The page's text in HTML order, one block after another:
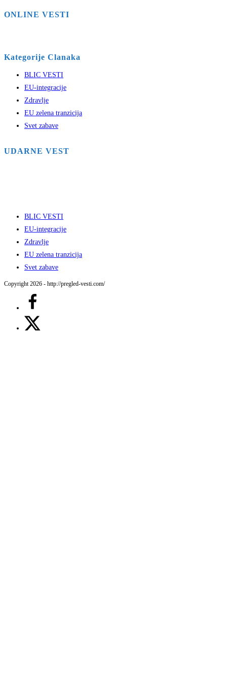
ONLINE VESTI
Kategorije Clanaka
BLIC VESTI
EU-integracije
Zdravlje
EU zelena tranzicija
Svet zabave
UDARNE VEST
BLIC VESTI
EU-integracije
Zdravlje
EU zelena tranzicija
Svet zabave
Copyright 2026 - http://pregled-vesti.com/